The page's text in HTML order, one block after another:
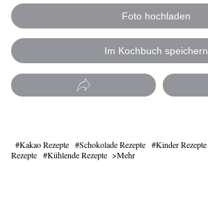
Foto hochladen
Im Kochbuch speichern
Kakao Rezepte Schokolade Rezepte Kinder Rezepte
Rezepte
Kühlende Rezepte Mehr